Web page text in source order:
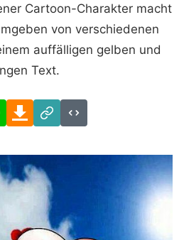
Cartoon-Charakter macht
von verschiedenen
auffälligen gelben und
Text.
WhatsAppDownload
Link
Code